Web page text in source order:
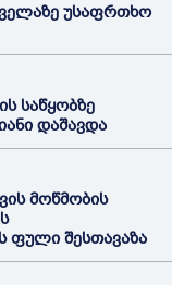
უსაფრთხო
საწყობზე
დაშავდა
მოწმობის
შესთავაზა